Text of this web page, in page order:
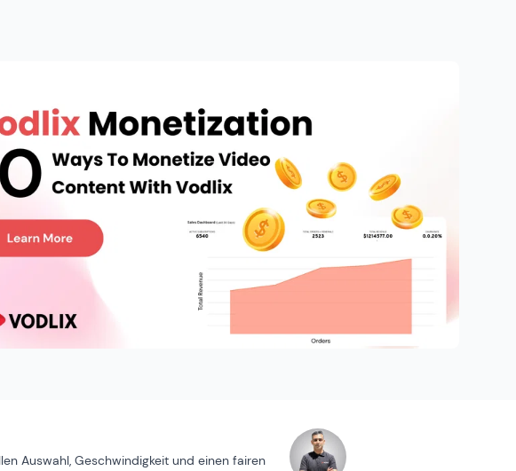
Auswahl, Geschwindigkeit und einen fairen